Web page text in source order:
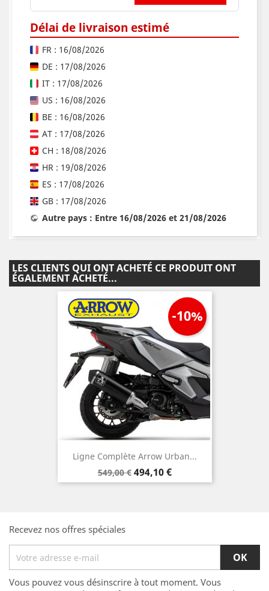
Délai de livraison estimé
FR : 16/08/2026
DE : 17/08/2026
IT : 17/08/2026
US : 16/08/2026
BE : 16/08/2026
AT : 17/08/2026
CH : 18/08/2026
HR : 19/08/2026
ES : 17/08/2026
GB : 17/08/2026
Autre pays : Entre 16/08/2026 et 21/08/2026
LES CLIENTS QUI ONT ACHETÉ CE PRODUIT ONT
ÉGALEMENT ACHETÉ...
Ligne Complète Arrow Urban...
Prix
de
549,00 €
-10%
Prix
494,10 €
Recevez nos offres spéciales
Vous pouvez vous désinscrire à tout moment. Vous